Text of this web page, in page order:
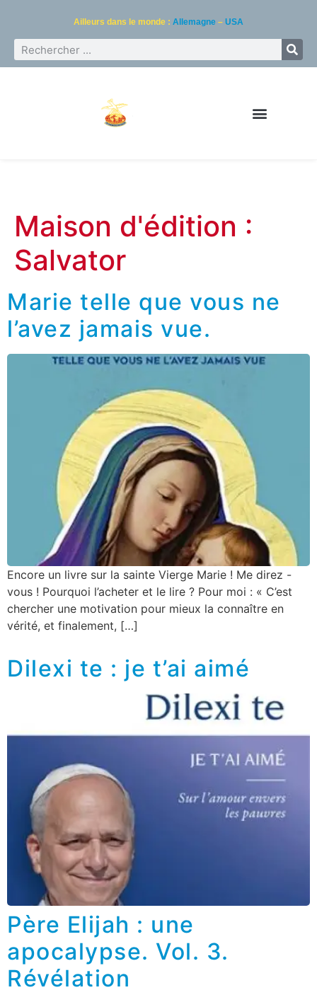
Ailleurs dans le monde : Allemagne – USA
Maison d'édition :
Salvator
Marie telle que vous ne
l’avez jamais vue.
Encore un livre sur la sainte Vierge Marie ! Me direz -
vous ! Pourquoi l’acheter et le lire ? Pour moi : « C’est
chercher une motivation pour mieux la connaître en
vérité, et finalement, […]
Dilexi te : je t’ai aimé
Père Elijah : une
apocalypse. Vol. 3.
Révélation